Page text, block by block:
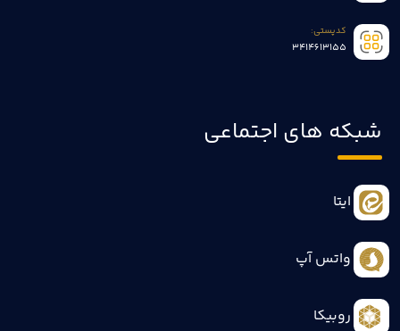
کدپستی:
3414613155
شبکه های اجتماعی
ایتا
واتس آپ
روبیکا